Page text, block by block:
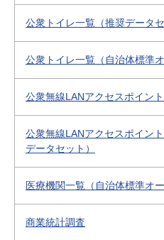
公衆トイレ一覧（推奨データセ
公衆トイレ一覧（自治体標準
公衆無線LANアクセスポイン
公衆無線LANアクセスポイン
データセット）
医療機関一覧（自治体標準オ
商業統計調査